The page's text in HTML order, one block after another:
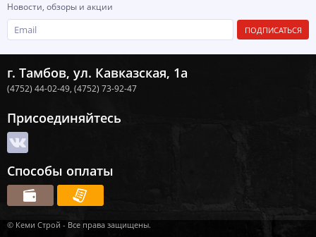
Новости, обзоры и акции
ПОДПИСАТЬСЯ
г. Тамбов, ул. Кавказская, 1а
(4752) 44-02-49, (4752) 73-92-47
Присоединяйтесь
Способы оплаты
© Кеми Строй - Все права защищены.